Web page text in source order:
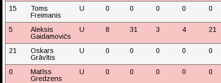
15
Toms
Freimanis
U 0 0 0 0 0
5
Aleksis
Gaidamovičs
U 8 31 3 4 21
21
Oskars
Grāvītis
U 0 0 0 0 0
0
Matīss
Gredzens
U 0 0 0 0 0